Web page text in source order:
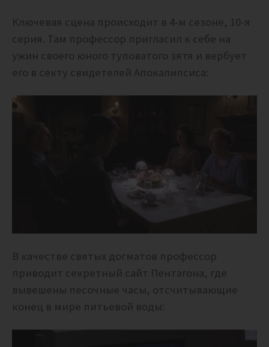
Ключевая сцена происходит в 4-м сезоне, 10-я
серия. Там профессор пригласил к себе на
ужин своего юного туповатого зятя и вербует
его в секту свидетелей Апокалипсиса:
В качестве святых догматов профессор
приводит секретный сайт Пентагона, где
вывешены песочные часы, отсчитывающие
конец в мире питьевой воды: